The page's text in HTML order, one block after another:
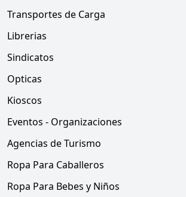
Transportes de Carga
Librerias
Sindicatos
Opticas
Kioscos
Eventos - Organizaciones
Agencias de Turismo
Ropa Para Caballeros
Ropa Para Bebes y Niños